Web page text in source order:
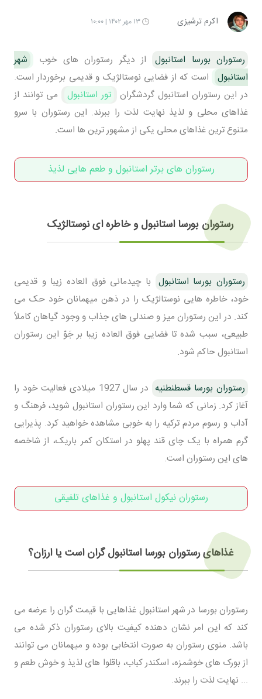
اکرم ترشیزی ۱۳ مهر ۱۴۰۲ | ۱۰:۰۰
رستوران بورسا استانبول از دیگر رستوران های خوب
شهر
استانبول
است که از فضایی نوستالژیک و قدیمی برخوردار است.
در این رستوران استانبول گردشگران تور استانبول
می توانند از
غذاهای محلی و لذیذ نهایت لذت را ببرند. این رستوران با سرو
متنوع ترین غذاهای محلی یکی از مشهور ترین ها است.
رستوران های برتر استانبول و طعم هایی لذیذ
رستوران بورسا استانبول و خاطره ای نوستالژیک
رستوران بورسا استانبول با چیدمانی فوق العاده زیبا و قدیمی
خود، خاطره هایی نوستالژیک را در ذهن میهمانان خود حک می
کند. در این رستوران میز و صندلی های جذاب و وجود گیاهان کاملاً
طبیعی، سبب شده تا فضایی فوق العاده زیبا بر جَوّ این رستوران
استانبول حاکم شود.
رستوران بورسا قسطنطنیه
در سال 1927 میلادی فعالیت خود را
آغاز کرد. زمانی که شما وارد این رستوران استانبول شوید، فرهنگ و
آداب و رسوم مردم ترکیه را به خوبی مشاهده خواهید کرد. پذیرایی
گرم همراه با یک چای قند پهلو در استکان کمر باریک، از شاخصه
های این رستوران است.
رستوران نیکول استانبول و غذاهای تلفیقی
غذاهای رستوران بورسا استانبول گران است یا ارزان؟
رستوران بورسا در شهر استانبول غذاهایی با قیمت گران را عرضه می
کند که این امر نشان دهنده کیفیت بالای رستوران ذکر شده می
باشد. منوی رستوران به صورت انتخابی بوده و میهمانان می توانند
از بورک های خوشمزه، اسکندر کباب، باقلوا های لذیذ و خوش طعم و
... نهایت لذت را ببرند.